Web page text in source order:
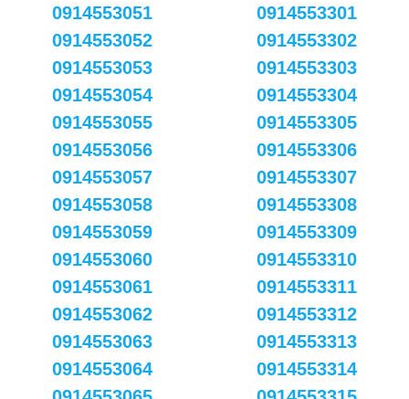
0914553051
0914553052
0914553053
0914553054
0914553055
0914553056
0914553057
0914553058
0914553059
0914553060
0914553061
0914553062
0914553063
0914553064
0914553301
0914553302
0914553303
0914553304
0914553305
0914553306
0914553307
0914553308
0914553309
0914553310
0914553311
0914553312
0914553313
0914553314